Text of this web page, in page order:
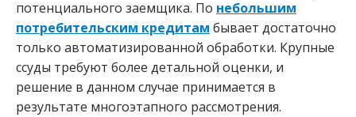
потенциального заемщика. По небольшим
потребительским кредитам бывает достаточно
только автоматизированной обработки. Крупные
ссуды требуют более детальной оценки, и
решение в данном случае принимается в
результате многоэтапного рассмотрения.